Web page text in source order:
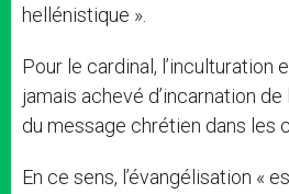
hellénistique ».
Pour le cardinal, l’inculturation
jamais achevé d’incarnation
du message chrétien dans les
En ce sens, l’évangélisation «